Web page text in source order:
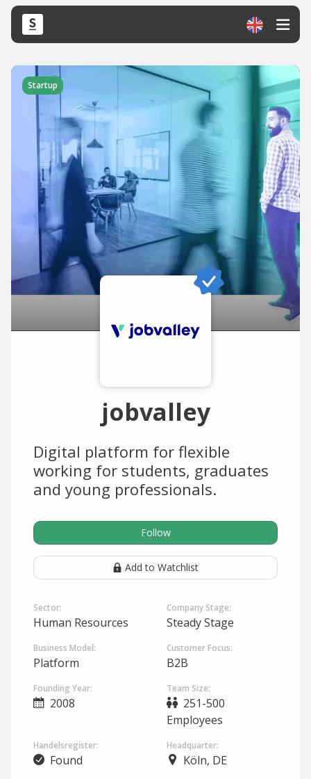
Startup
jobvalley
Digital platform for flexible
working for students, graduates
and young professionals.
Follow
Add to Watchlist
Sector:
Human Resources
Company Stage:
Steady Stage
Business Model:
Platform
Customer Focus:
B2B
Founding Year:
2008
Team Size:
251-500
Employees
Handelsregister:
Found
Headquarter:
Köln, DE